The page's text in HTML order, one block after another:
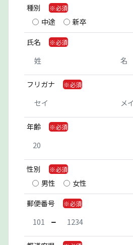
種別
中途
新卒
氏名
フリガナ
年齢
性別
男性
女性
郵便番号